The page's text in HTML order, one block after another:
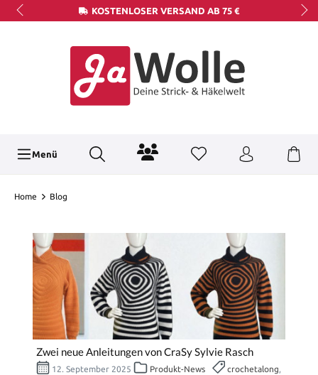
KOSTENLOSER VERSAND AB 75 €
Menü
Home Blog
Zwei neue Anleitungen von CraSy Sylvie Rasch
12. September 2025 Produkt-News crochetalong,